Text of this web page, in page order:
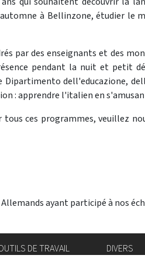
à Bellinzone, étudier
par des enseignants et des
pendant la nuit et petit
dell'educazione,
: apprendre l'italien en
ces programmes, veuillez
ayant participé à nos
DE TRAVAIL
DIVERS